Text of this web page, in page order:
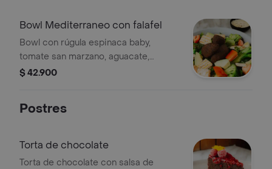
Bowl Mediterraneo con falafel
Bowl con rúgula espinaca baby,
tomate san marzano, aguacate,
brócoli, tofu, falafel de arveja verde,
$ 42.900
Postres
Torta de chocolate
Torta de chocolate con salsa de